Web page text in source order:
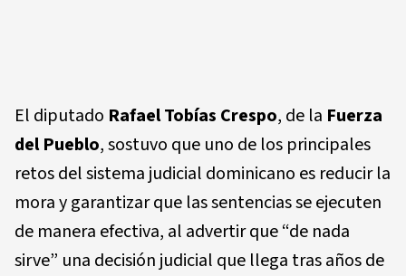
El diputado Rafael Tobías Crespo, de la Fuerza
del Pueblo, sostuvo que uno de los principales
retos del sistema judicial dominicano es reducir la
mora y garantizar que las sentencias se ejecuten
de manera efectiva, al advertir que “de nada
sirve” una decisión judicial que llega tras años de